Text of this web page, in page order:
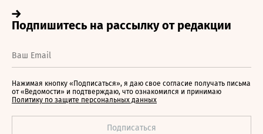
Нажимая кнопку «Подписаться», я даю свое согласие получать письма
от «Ведомости» и подтверждаю, что ознакомился и принимаю
Политику по защите персональных данных